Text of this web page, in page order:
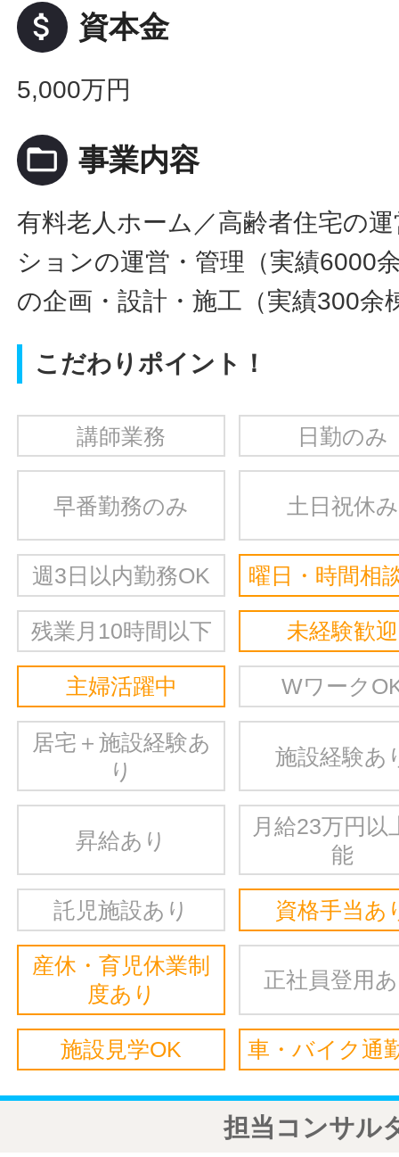
attach_money 資本金
5,000万円
folder_open 事業内容
有料老人ホーム／高齢者住宅の
ションの運営・管理（実績6000
の企画・設計・施工（実績300余
こだわりポイント！
講師業務 日勤のみ
早番勤務のみ 土日祝休み
週3日以内勤務OK 曜日・時間相
残業月10時間以下 未経験歓迎
主婦活躍中 Wワーク
居宅＋施設経験あ
り
施設経験あ
昇給あり
月給23万円以
能
託児施設あり 資格手当あ
産休・育児休業制
度あり
正社員登用
施設見学OK 車・バイク通
担当コンサル